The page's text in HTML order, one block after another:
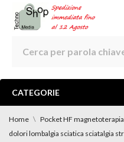
CATEGORIE
Home
Pocket HF
dolori lombalgia sciatica sciatalgia